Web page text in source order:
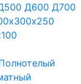
Д600 Д700